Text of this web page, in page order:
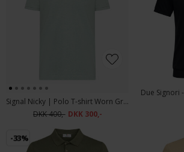
Signal Nicky | Polo T-shirt Worn Green Mel
DKK 400,- DKK 300,-
-33%